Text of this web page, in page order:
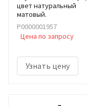
цвет натуральный
матовый.
Р0000001957
Цена по запросу
Узнать цену